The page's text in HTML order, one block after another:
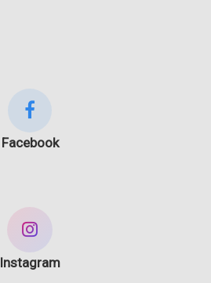
Facebook
Instagram